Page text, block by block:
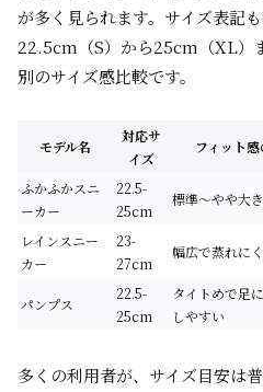
が多く見られます。サイズ表記
22.5cm（S）から25cm（XL）
別のサイズ感比較です。
モデル名
対応サ
イズ
フィット
ふかふかスニ
ーカー
22.5-
25cm
標準〜やや大
レインスニー
カー
23-
27cm
幅広で蒸れに
パンプス
22.5-
25cm
タイトめで足
しやすい
多くの利用者が、サイズ目安は